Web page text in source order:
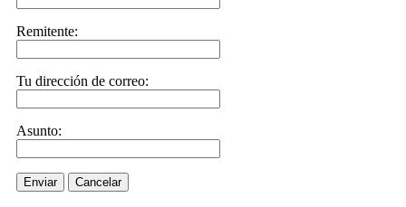
Remitente:
Tu dirección de correo:
Asunto:
Enviar Cancelar